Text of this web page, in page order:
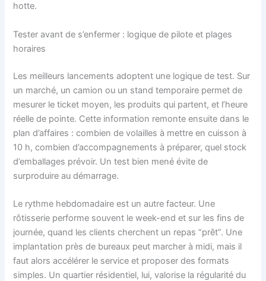
hotte.
Tester avant de s’enfermer : logique de pilote et plages
horaires
Les meilleurs lancements adoptent une logique de test. Sur
un marché, un camion ou un stand temporaire permet de
mesurer le ticket moyen, les produits qui partent, et l’heure
réelle de pointe. Cette information remonte ensuite dans le
plan d’affaires : combien de volailles à mettre en cuisson à
10 h, combien d’accompagnements à préparer, quel stock
d’emballages prévoir. Un test bien mené évite de
surproduire au démarrage.
Le rythme hebdomadaire est un autre facteur. Une
rôtisserie performe souvent le week-end et sur les fins de
journée, quand les clients cherchent un repas “prêt”. Une
implantation près de bureaux peut marcher à midi, mais il
faut alors accélérer le service et proposer des formats
simples. Un quartier résidentiel, lui, valorise la régularité du